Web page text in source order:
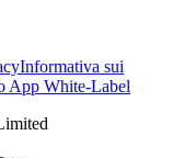
Informativa sui
App White-Label